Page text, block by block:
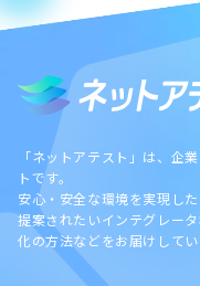
「ネットアテスト」は、企
トです。
安心・安全な環境を実現し
提案されたいインテグレー
化の方法などをお届けしてい